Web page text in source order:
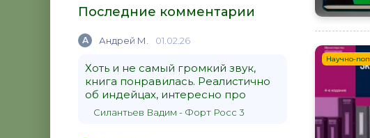
Последние комментарии
А Андрей М. 01.02.26
Хоть и не самый громкий звук,
книга понравилась. Реалистично
об индейцах, интересно про
Силантьев Вадим - Форт Росс 3
Научно-